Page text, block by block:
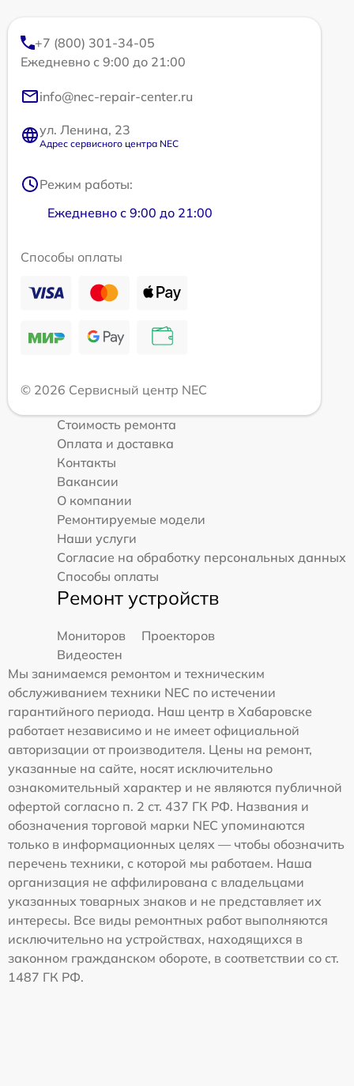
+7 (800) 301-34-05
Ежедневно с 9:00 до 21:00
info@nec-repair-center.ru
ул. Ленина, 23
Адрес сервисного центра NEC
Режим работы:
Ежедневно с 9:00 до 21:00
Способы оплаты
© 2026 Сервисный центр NEC
Стоимость ремонта
Оплата и доставка
Контакты
Вакансии
О компании
Ремонтируемые модели
Наши услуги
Согласие на обработку персональных данных
Способы оплаты
Ремонт устройств
Мониторов
Проекторов
Видеостен
Мы занимаемся ремонтом и техническим
обслуживанием техники NEC по истечении
гарантийного периода. Наш центр в Хабаровске
работает независимо и не имеет официальной
авторизации от производителя. Цены на ремонт,
указанные на сайте, носят исключительно
ознакомительный характер и не являются публичной
офертой согласно п. 2 ст. 437 ГК РФ. Названия и
обозначения торговой марки NEC упоминаются
только в информационных целях — чтобы обозначить
перечень техники, с которой мы работаем. Наша
организация не аффилирована с владельцами
указанных товарных знаков и не представляет их
интересы. Все виды ремонтных работ выполняются
исключительно на устройствах, находящихся в
законном гражданском обороте, в соответствии со ст.
1487 ГК РФ.